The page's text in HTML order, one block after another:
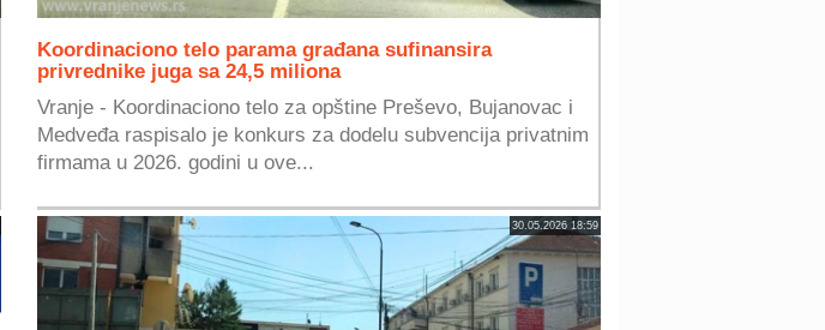
Koordinaciono telo parama građana sufinansira
privrednike juga sa 24,5 miliona
Vranje - Koordinaciono telo za opštine Preševo, Bujanovac i
Medveđa raspisalo je konkurs za dodelu subvencija privatnim
firmama u 2026. godini u ove...
30.05.2026 18:59